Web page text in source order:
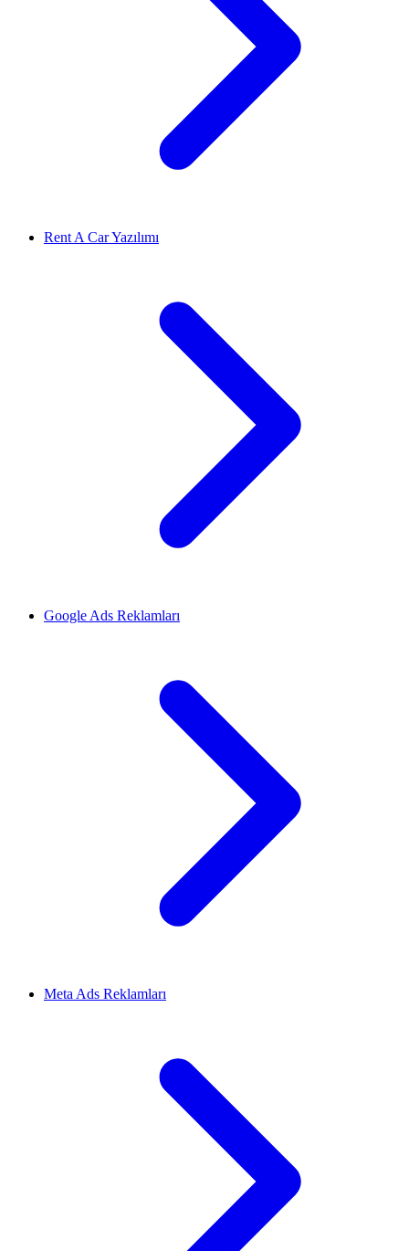
Rent A Car Yazılımı
Google Ads Reklamları
Meta Ads Reklamları